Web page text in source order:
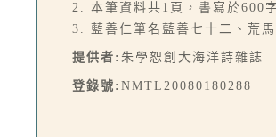
2. 本筆資料共1頁，書寫於600
3. 藍善仁筆名藍善七十二、荒馬
提供者: 朱學恕創大海洋詩雜誌
登錄號: NMTL20080180288